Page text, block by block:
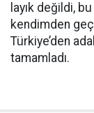
layık değildi,
kendimden
Türkiye’den
tamamladı.